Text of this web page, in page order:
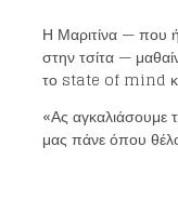
Η Μαριτίνα — που
στην τσίτα —
το state of mind
«Ας αγκαλιάσουμε
μας πάνε όπου